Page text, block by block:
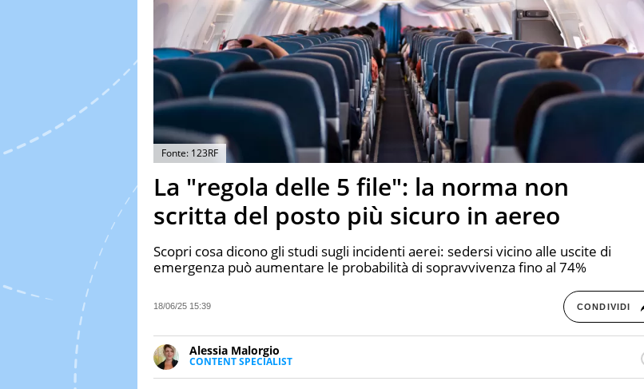
Fonte: 123RF
La "regola delle 5 file": la norma non
scritta del posto più sicuro in aereo
Scopri cosa dicono gli studi sugli incidenti aerei: sedersi vicino alle uscite di
emergenza può aumentare le probabilità di sopravvivenza fino al 74%
18/06/25 15:39 CONDIVIDI
Alessia Malorgio
CONTENT SPECIALIST
Ha conseguito un Master in Marketing Management e Google Digital Training su